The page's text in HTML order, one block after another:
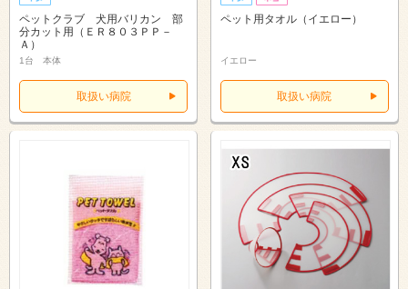
ペットクラブ 犬用バリカン 部
分カット用（ＥＲ８０３ＰＰ－
Ａ）
1台 本体
取扱い病院
ペット用タオル（イエロー）
イエロー
取扱い病院